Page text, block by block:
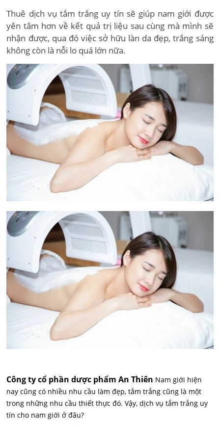
Thuê dịch vụ tắm trắng uy tín sẽ giúp nam giới được
yên tâm hơn về kết quả trị liệu sau cùng mà mình sẽ
nhận được, qua đó việc sở hữu làn da đẹp, trắng sáng
không còn là nỗi lo quá lớn nữa.
Công ty cổ phần dược phẩm An Thiên Nam giới hiện
nay cũng có nhiều nhu cầu làm đẹp, tắm trắng cũng là một
trong những nhu cầu thiết thực đó. Vậy, dịch vụ tắm trắng uy
tín cho nam giới ở đâu?